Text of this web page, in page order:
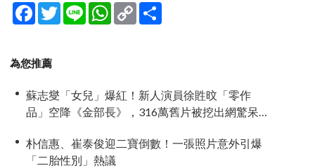
Facebook
TwitterLine WhatsApp
Copy
Link
為您推薦
蘇志燮「女兒」爆紅！新人演員徐貹旼「零作
品」空降《金部長》，316萬舊片被挖出網驚呆：
朴信惠、崔泰俊迎二寶倒數！一張照片意外引爆
「二胎性別」熱議